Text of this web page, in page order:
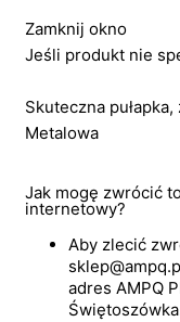
Zamknij okno
Jeśli produkt nie
Skuteczna
Metalowa
Jak mogę zwrócić
internetowy?
Aby zlecić
adres AMPQ